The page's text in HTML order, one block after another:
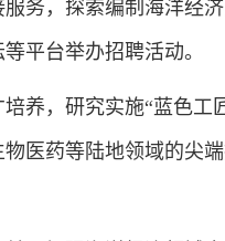
，探索编制海洋经济
平台举办招聘活动。
，研究实施“蓝色工匠
医药等陆地领域的尖